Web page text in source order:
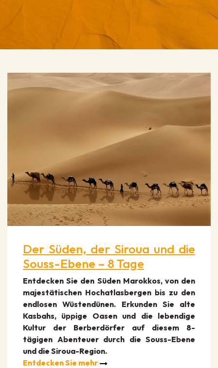
Der Süden, der Siroua und die
Souss-Ebene – 8 Tage
Entdecken Sie den Süden Marokkos, von den
majestätischen Hochatlasbergen bis zu den
endlosen Wüstendünen. Erkunden Sie alte
Kasbahs, üppige Oasen und die lebendige
Kultur der Berberdörfer auf diesem 8-
tägigen Abenteuer durch die Souss-Ebene
und die Siroua-Region.
Entdecken Sie mehr